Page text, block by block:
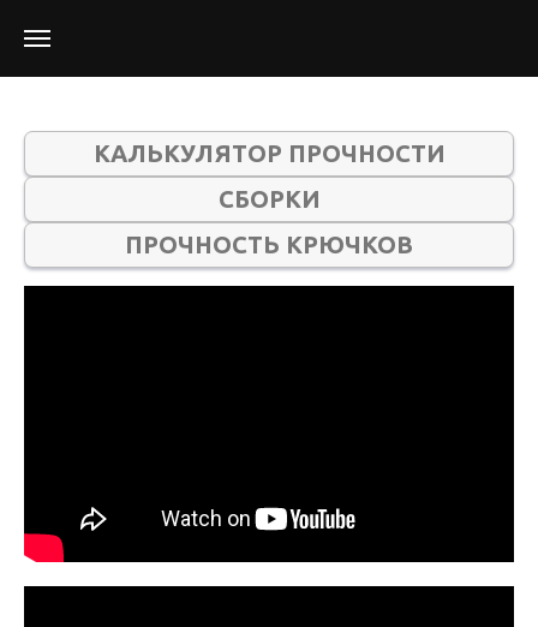
КАЛЬКУЛЯТОР ПРОЧНОСТИ
СБОРКИ
ПРОЧНОСТЬ КРЮЧКОВ